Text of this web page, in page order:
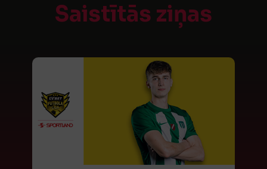
Saistītās ziņas